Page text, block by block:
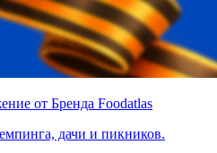
от Бренда Foodatlas
дачи и пикников.